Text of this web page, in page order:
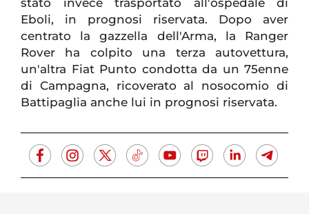
stato invece trasportato all'ospedale di
Eboli, in prognosi riservata. Dopo aver
centrato la gazzella dell'Arma, la Ranger
Rover ha colpito una terza autovettura,
un'altra Fiat Punto condotta da un 75enne
di Campagna, ricoverato al nosocomio di
Battipaglia anche lui in prognosi riservata.